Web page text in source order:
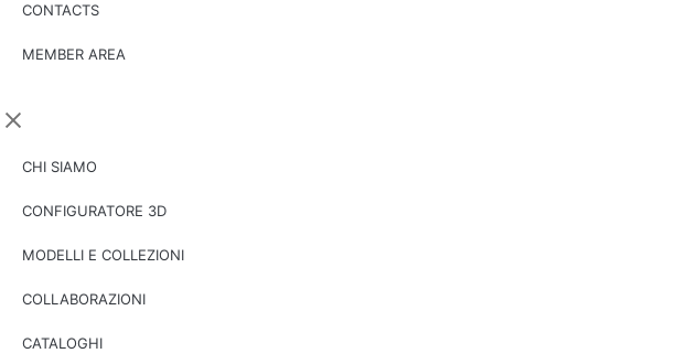
CONTACTS
MEMBER AREA
CHI SIAMO
CONFIGURATORE 3D
MODELLI E COLLEZIONI
COLLABORAZIONI
CATALOGHI